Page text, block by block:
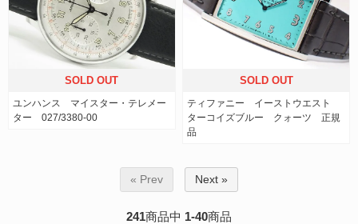
SOLD OUT
ユンハンス マイスター・テレメー
ター 027/3380-00
SOLD OUT
ティファニー イーストウエスト
ターコイズブルー クォーツ 正規
品
« Prev Next »
241商品中 1-40商品